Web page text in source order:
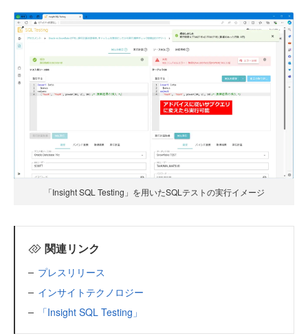
「Insight SQL Testing」を用いたSQLテストの実行イメージ
関連リンク
プレスリリース
インサイトテクノロジー
「Insight SQL Testing」